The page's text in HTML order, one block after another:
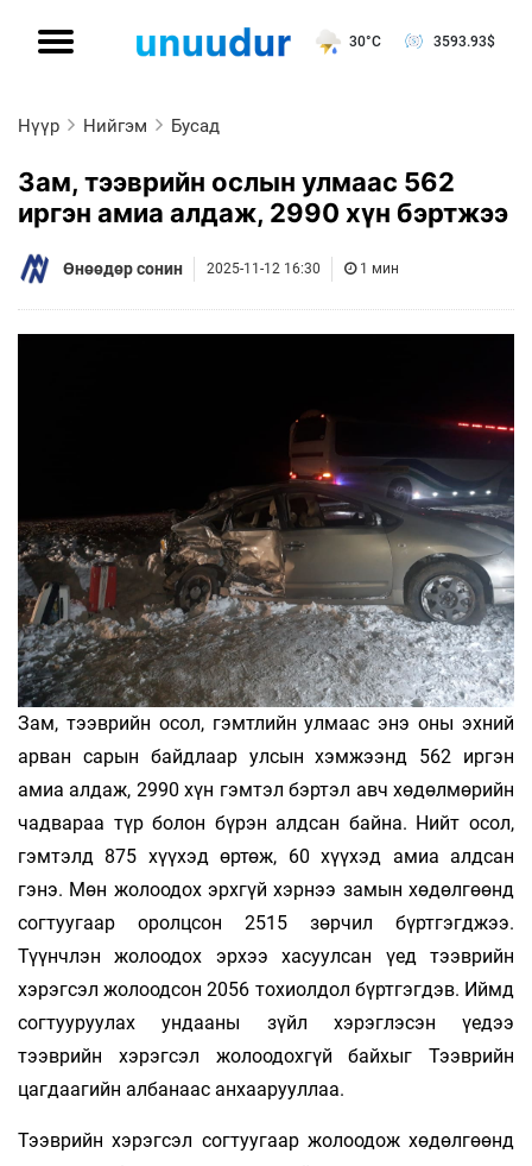
30°C 3593.93$
Нүүр Нийгэм Бусад
Зам, тээврийн ослын улмаас 562
иргэн амиа алдаж, 2990 хүн бэртжээ
Өнөөдөр сонин 2025-11-12 16:30 1 мин
Зам, тээврийн осол, гэмтлийн улмаас энэ оны эхний
арван сарын байдлаар улсын хэмжээнд 562 иргэн
амиа алдаж, 2990 хүн гэмтэл бэртэл авч хөдөлмөрийн
чадвараа түр болон бүрэн алдсан байна. Нийт осол,
гэмтэлд 875 хүүхэд өртөж, 60 хүүхэд амиа алдсан
гэнэ. Мөн жолоодох эрхгүй хэрнээ замын хөдөлгөөнд
согтуугаар оролцсон 2515 зөрчил бүртгэгджээ.
Түүнчлэн жолоодох эрхээ хасуулсан үед тээврийн
хэрэгсэл жолоодсон 2056 тохиолдол бүртгэгдэв. Иймд
согтууруулах ундааны зүйл хэрэглэсэн үедээ
тээврийн хэрэгсэл жолоодохгүй байхыг Тээврийн
цагдаагийн албанаас анхаарууллаа.
Тээврийн хэрэгсэл согтуугаар жолоодож хөдөлгөөнд